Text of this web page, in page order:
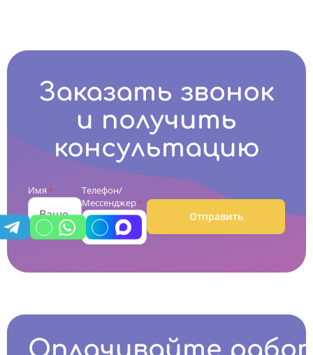
Заказать звонок
и получить
консультацию
Имя *
Телефон/
Мессенджер *
Отправить
Оплачивайте